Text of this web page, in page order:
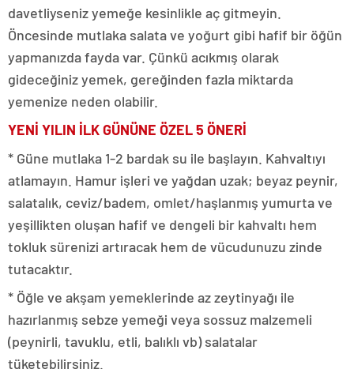
davetliyseniz yemeğe kesinlikle aç gitmeyin.
Öncesinde mutlaka salata ve yoğurt gibi hafif bir öğün
yapmanızda fayda var. Çünkü acıkmış olarak
gideceğiniz yemek, gereğinden fazla miktarda
yemenize neden olabilir.
YENİ YILIN İLK GÜNÜNE ÖZEL 5 ÖNERİ
* Güne mutlaka 1-2 bardak su ile başlayın. Kahvaltıyı
atlamayın. Hamur işleri ve yağdan uzak; beyaz peynir,
salatalık, ceviz/badem, omlet/haşlanmış yumurta ve
yeşillikten oluşan hafif ve dengeli bir kahvaltı hem
tokluk sürenizi artıracak hem de vücudunuzu zinde
tutacaktır.
* Öğle ve akşam yemeklerinde az zeytinyağı ile
hazırlanmış sebze yemeği veya sossuz malzemeli
(peynirli, tavuklu, etli, balıklı vb) salatalar
tüketebilirsiniz.